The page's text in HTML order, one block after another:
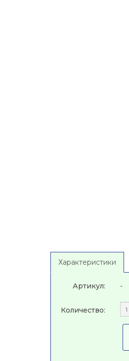
Характеристики
Артикул: -
Количество: